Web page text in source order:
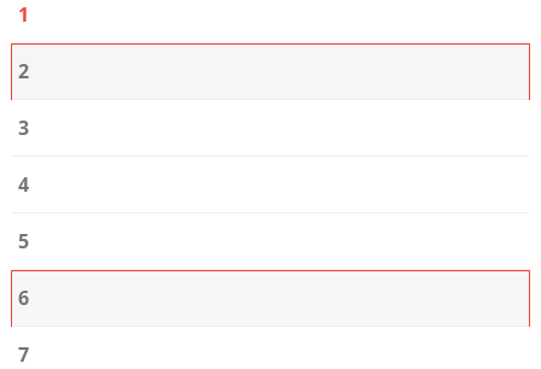
1
2
3
4
5
6
7